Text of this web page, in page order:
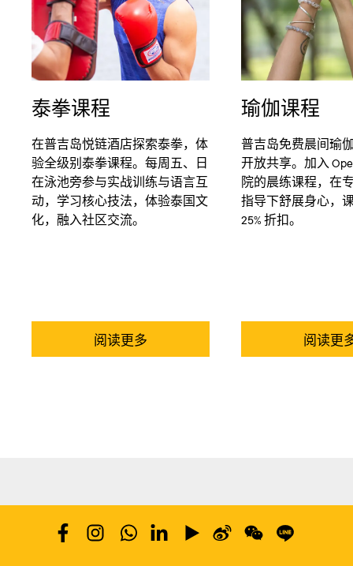
泰拳课程
在普吉岛悦链酒店探索泰拳，体
验全级别泰拳课程。每周五、日
在泳池旁参与实战训练与语言互
动，学习核心技法，体验泰国文
化，融入社区交流。
阅读更多
瑜伽课程
普吉岛免费晨间瑜
开放共享。加入
院的晨练课程，在
指导下舒展身心，
25% 折扣。
阅读更